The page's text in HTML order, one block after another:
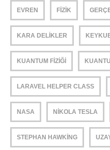
EVREN FIZIK
KARA DELIKLER
KUANTUM FIZIĞI
LARAVEL HELPER CLASS
NASA NIKOLA TESLA
STEPHAN HAWKING